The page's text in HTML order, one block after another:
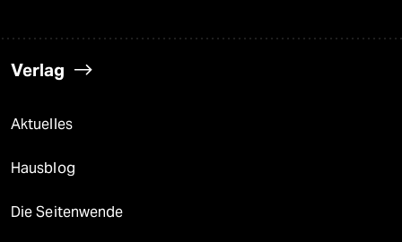
Verlag
Aktuelles
Hausblog
Die Seitenwende